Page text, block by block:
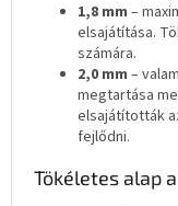
1,8 mm –
elsajátítása.
számára.
2,0 mm –
megtartása
elsajátították
fejlődni.
Tökéletes alap